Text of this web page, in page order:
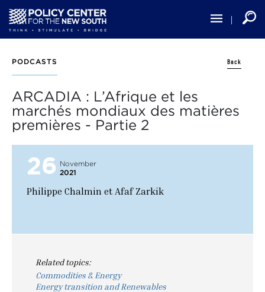
main
content
PODCASTS Back
ARCADIA : L’Afrique et les
marchés mondiaux des matières
premières - Partie 2
26
November
2021
Philippe Chalmin et Afaf Zarkik
Related topics:
Commodities & Energy
Energy transition and Renewables